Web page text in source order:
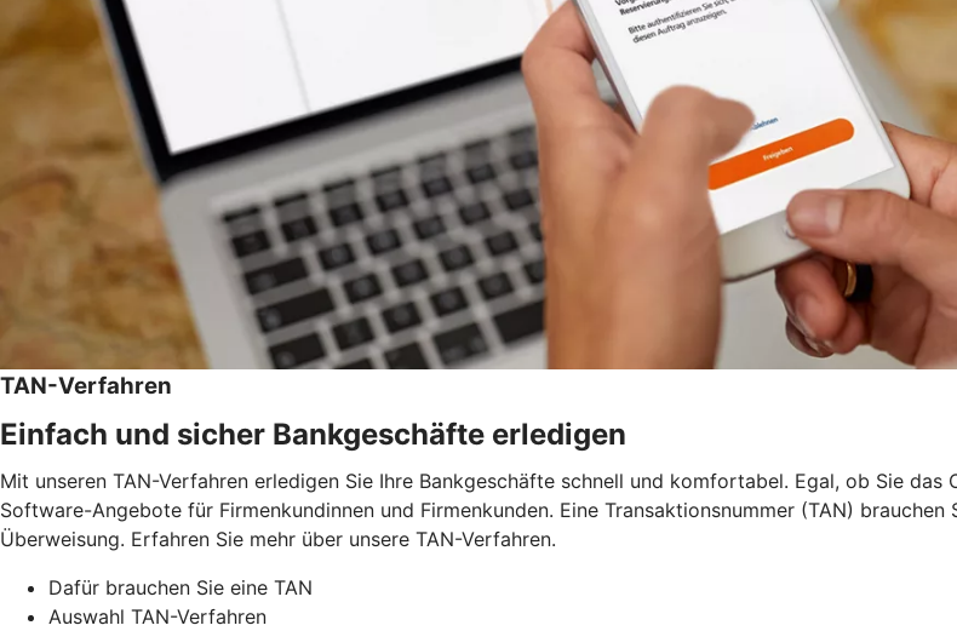
TAN-Verfahren
Einfach und sicher Bankgeschäfte erledigen
Mit unseren TAN-Verfahren erledigen Sie Ihre Bankgeschäfte schnell und komfortabel. Egal, ob Sie
Software-Angebote für Firmenkundinnen und Firmenkunden. Eine Transaktionsnummer (TAN)
Überweisung. Erfahren Sie mehr über unsere TAN-Verfahren.
Dafür brauchen Sie eine TAN
Auswahl TAN-Verfahren